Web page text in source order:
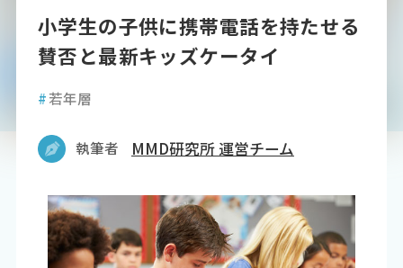
小学生の子供に携帯電話を持たせる
賛否と最新キッズケータイ
#若年層
執筆者 MMD研究所 運営チーム